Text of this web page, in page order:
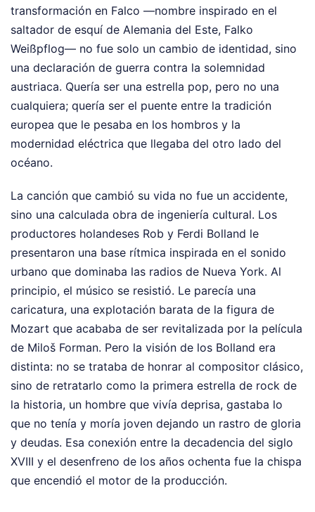
transformación en Falco —nombre inspirado en el
saltador de esquí de Alemania del Este, Falko
Weißpflog— no fue solo un cambio de identidad, sino
una declaración de guerra contra la solemnidad
austriaca. Quería ser una estrella pop, pero no una
cualquiera; quería ser el puente entre la tradición
europea que le pesaba en los hombros y la
modernidad eléctrica que llegaba del otro lado del
océano.
La canción que cambió su vida no fue un accidente,
sino una calculada obra de ingeniería cultural. Los
productores holandeses Rob y Ferdi Bolland le
presentaron una base rítmica inspirada en el sonido
urbano que dominaba las radios de Nueva York. Al
principio, el músico se resistió. Le parecía una
caricatura, una explotación barata de la figura de
Mozart que acababa de ser revitalizada por la película
de Miloš Forman. Pero la visión de los Bolland era
distinta: no se trataba de honrar al compositor clásico,
sino de retratarlo como la primera estrella de rock de
la historia, un hombre que vivía deprisa, gastaba lo
que no tenía y moría joven dejando un rastro de gloria
y deudas. Esa conexión entre la decadencia del siglo
XVIII y el desenfreno de los años ochenta fue la chispa
que encendió el motor de la producción.